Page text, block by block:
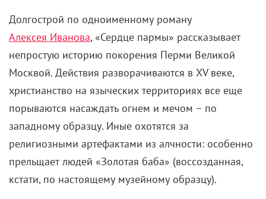
Долгострой по одноименному роману
Алексея Иванова, «Сердце пармы» рассказывает
непростую историю покорения Перми Великой
Москвой. Действия разворачиваются в XV веке,
христианство на языческих территориях все еще
порываются насаждать огнем и мечом – по
западному образцу. Иные охотятся за
религиозными артефактами из алчности: особенно
прельщает людей «Золотая баба» (воссозданная,
кстати, по настоящему музейному образцу).